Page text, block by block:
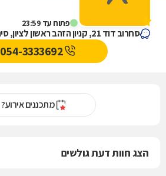
פתוח עד 23:59
ביירן מרקט
סחרוב דוד 21, קניון הזהב ראשון לציון, סינמה סיטי
054-3333692
מתכננים אירוע?
הצג חוות דעת גולשים